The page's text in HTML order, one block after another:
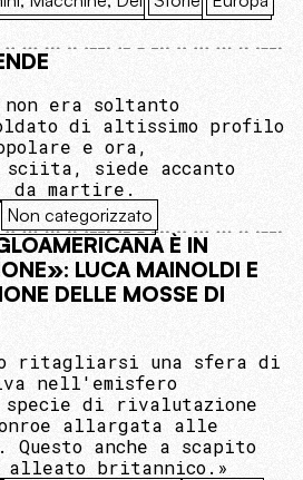
non era soltanto
di altissimo profilo
e ora,
sciita, siede accanto
da martire.
Non categorizzato
È IN
LUCA MAINOLDI E
DELLE MOSSE DI
ritagliarsi una sfera di
nell'emisfero
specie di rivalutazione
allargata alle
anche a scapito
britannico.»